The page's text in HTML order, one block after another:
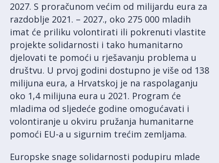
2027. S proračunom većim od milijardu eura za
razdoblje 2021. – 2027., oko 275 000 mladih
imat će priliku volontirati ili pokrenuti vlastite
projekte solidarnosti i tako humanitarno
djelovati te pomoći u rješavanju problema u
društvu. U prvoj godini dostupno je više od 138
milijuna eura, a Hrvatskoj je na raspolaganju
oko 1,4 milijuna eura u 2021. Program će
mladima od sljedeće godine omogućavati i
volontiranje u okviru pružanja humanitarne
pomoći EU-a u sigurnim trećim zemljama.
Europske snage solidarnosti podupiru mlade